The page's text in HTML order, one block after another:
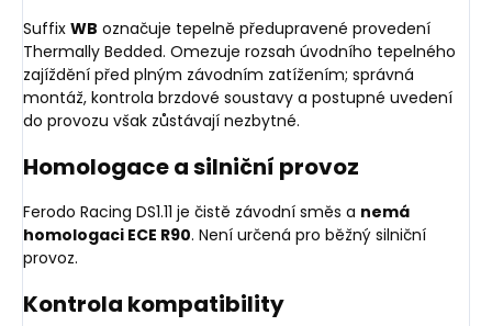
Suffix WB označuje tepelně předupravené provedení
Thermally Bedded. Omezuje rozsah úvodního tepelného
zajíždění před plným závodním zatížením; správná
montáž, kontrola brzdové soustavy a postupné uvedení
do provozu však zůstávají nezbytné.
Homologace a silniční provoz
Ferodo Racing DS1.11 je čistě závodní směs a nemá
homologaci ECE R90. Není určená pro běžný silniční
provoz.
Kontrola kompatibility